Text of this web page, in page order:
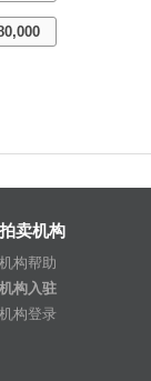
拍卖机构
机构帮助
机构入驻
机构登录